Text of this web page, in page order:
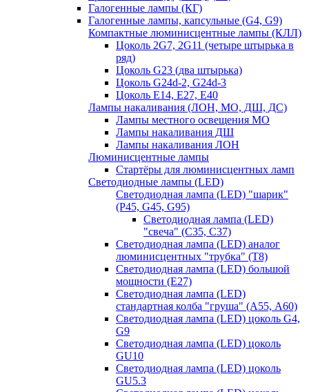
Галогенные лампы (КГ)
Галогенные лампы, капсульные (G4, G9)
Компактные люминисцентные лампы (КЛЛ)
Цоколь 2G7, 2G11 (четыре штырька в
ряд)
Цоколь G23 (два штырька)
Цоколь G24d-2, G24d-3
Цоколь Е14, Е27, Е40
Лампы накаливания (ЛОН, МО, ДШ, ДС)
Лампы местного освещения МО
Лампы накаливания ДШ
Лампы накаливания ЛОН
Люминисцентные лампы
Стартёры для люминисцентных ламп
Светодиодные лампы (LED)
Светодиодная лампа (LED) "шарик"
(P45, G45, G95)
Светодиодная лампа (LED)
"свеча" (С35, С37)
Светодиодная лампа (LED) аналог
люминисцентных "трубка" (T8)
Светодиодная лампа (LED) большой
мощности (Е27)
Светодиодная лампа (LED)
стандартная колба "груша" (А55, А60)
Светодиодная лампа (LED) цоколь G4,
G9
Светодиодная лампа (LED) цоколь
GU10
Светодиодная лампа (LED) цоколь
GU5.3